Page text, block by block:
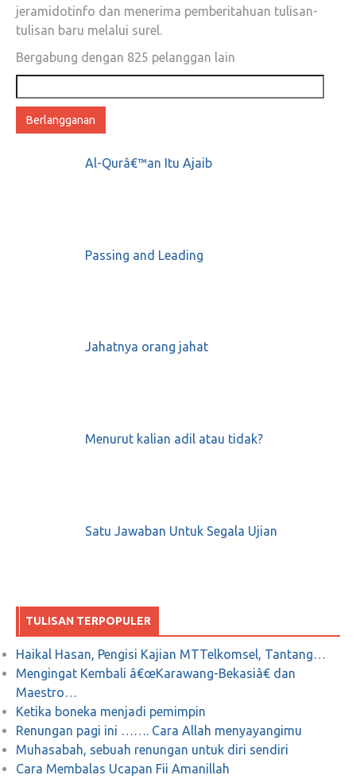
Mesin uang
Oktober 2, 2019 0
Jahatnya orang jahat
Februari 19, 2020 0
0
Yang Tak Kunjung Haji Hingga Mati
jeramidotinfo dan menerima pemberitahuan tulisan-
tulisan baru melalui surel.
Bergabung dengan 825 pelanggan lain
email
Al-Qurâ€™an Itu Ajaib
Passing and Leading
Jahatnya orang jahat
Menurut kalian adil atau tidak?
Satu Jawaban Untuk Segala Ujian
TULISAN TERPOPULER
Haikal Hasan, Pengisi Kajian MTTelkomsel, Tantang…
Mengingat Kembali â€œKarawang-Bekasiâ€ dan
Maestro…
Ketika boneka menjadi pemimpin
Renungan pagi ini ……. Cara Allah menyayangimu
Muhasabah, sebuah renungan untuk diri sendiri
Cara Membalas Ucapan Fii Amanillah